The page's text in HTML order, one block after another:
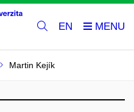
EN
Martin Kejík